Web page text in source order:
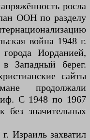
росла
ООН по разделу
война 1948 г.
Иорданией,
в Западный берег.
сайты
продолжали
С 1948 по 1967
без значительных
Израиль захватил